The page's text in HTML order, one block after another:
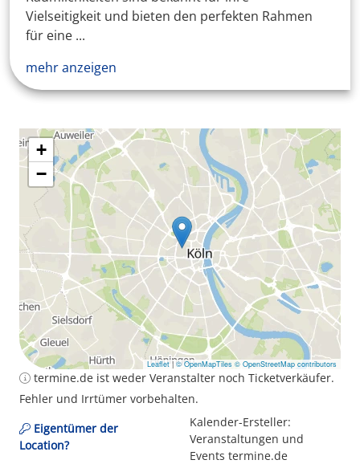
Vielseitigkeit und bieten den perfekten Rahmen
für eine ...
mehr anzeigen
+
−
Leaflet | © OpenMapTiles © OpenStreetMap contributors
termine.de ist weder Veranstalter noch Ticketverkäufer.
Fehler und Irrtümer vorbehalten.
Eigentümer der
Location?
Kalender-Ersteller:
Veranstaltungen und
Events termine.de